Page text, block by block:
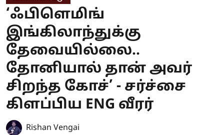
‘ஃபிளெமிங்
இங்கிலாந்துக்கு
தேவையில்லை..
தோனியால் தான் அவர்
சிறந்த கோச்’ - சர்ச்சை
கிளப்பிய ENG வீரர்
Rishan Vengai